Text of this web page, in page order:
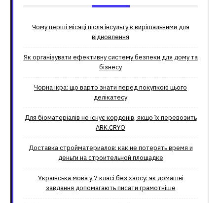
Чому перші місяці після інсульту є вирішальними для
відновлення
Як організувати ефективну систему безпеки для дому та
бізнесу
Чорна ікра: що варто знати перед покупкою цього
делікатесу
Для біоматеріалів не існує кордонів, якщо їх перевозить
ARK.CRYO
Доставка стройматериалов: как не потерять время и
деньги на строительной площадке
Українська мова у 7 класі без хаосу: як домашні
завдання допомагають писати грамотніше